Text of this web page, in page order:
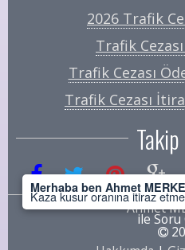
Merhaba ben Ahmet
Kaza kusur oranına itiraz
2026 Trafik
Trafik
Trafik Cezası
Trafik Cezası
Takip
Ahmet
ile Soru